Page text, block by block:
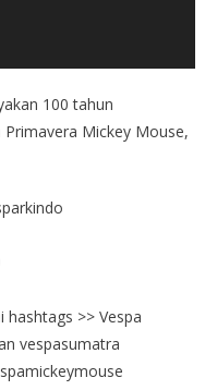
100 tahun
Mickey Mouse,
>> Vespa
vespasumatra